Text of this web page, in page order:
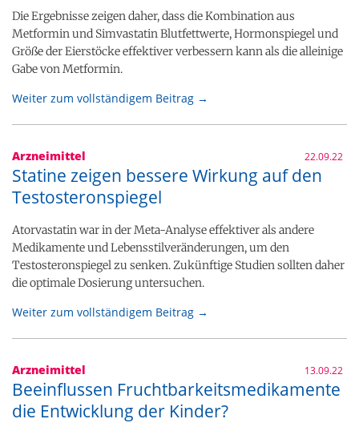
Die Ergebnisse zeigen daher, dass die Kombination aus
Metformin und Simvastatin Blutfettwerte, Hormonspiegel und
Größe der Eierstöcke effektiver verbessern kann als die alleinige
Gabe von Metformin.
Weiter zum vollständigem Beitrag →
Arzneimittel 22.09.22
Statine zeigen bessere Wirkung auf den
Testosteronspiegel
Atorvastatin war in der Meta-Analyse effektiver als andere
Medikamente und Lebensstilveränderungen, um den
Testosteronspiegel zu senken. Zukünftige Studien sollten daher
die optimale Dosierung untersuchen.
Weiter zum vollständigem Beitrag →
Arzneimittel 13.09.22
Beeinflussen Fruchtbarkeitsmedikamente
die Entwicklung der Kinder?